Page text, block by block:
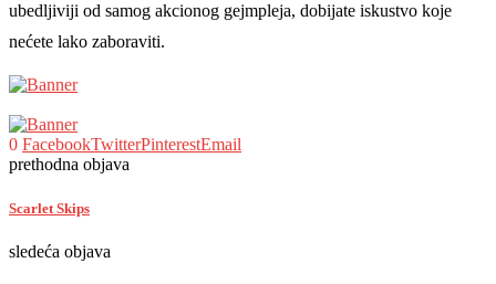
ubedljiviji od samog akcionog gejmpleja, dobijate iskustvo koje
nećete lako zaboraviti.
0 FacebookTwitterPinterestEmail
prethodna objava
Scarlet Skips
sledeća objava